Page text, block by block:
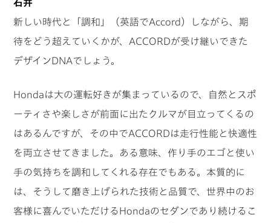
石井
新しい時代と「調和」（英語でAccord）しながら、期
待をどう超えていくかが、ACCORDが受け継いできた
デザインDNAでしょう。
Hondaは大の運転好きが集まっているので、自然とスポ
ーティさや楽しさが前面に出たクルマが目立ってくるの
はあるんですが、その中でACCORDは走行性能と快適性
を両立させてきました。ある意味、作り手のエゴと使い
手の気持ちを調和してくれる存在でもある。本質的に
は、そうして磨き上げられた技術と品質で、世界中のお
客様に喜んでいただけるHondaのセダンであり続けるこ